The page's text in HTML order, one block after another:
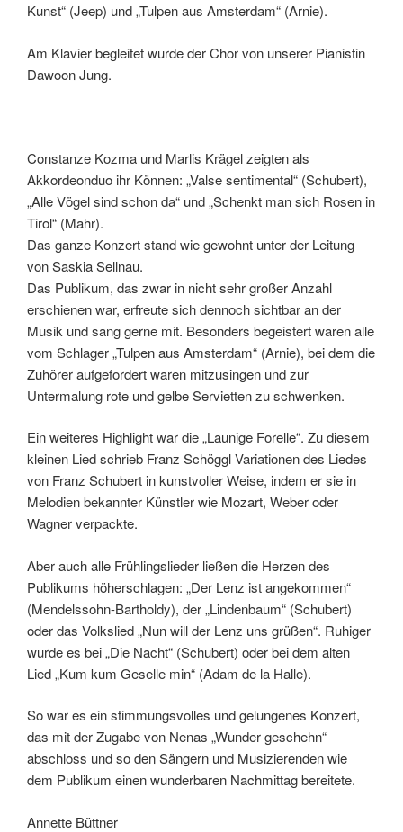
Kunst“ (Jeep) und „Tulpen aus Amsterdam“ (Arnie).
Am Klavier begleitet wurde der Chor von unserer Pianistin
Dawoon Jung.
Constanze Kozma und Marlis Krägel zeigten als
Akkordeonduo ihr Können: „Valse sentimental“ (Schubert),
„Alle Vögel sind schon da“ und „Schenkt man sich Rosen in
Tirol“ (Mahr).
Das ganze Konzert stand wie gewohnt unter der Leitung
von Saskia Sellnau.
Das Publikum, das zwar in nicht sehr großer Anzahl
erschienen war, erfreute sich dennoch sichtbar an der
Musik und sang gerne mit. Besonders begeistert waren alle
vom Schlager „Tulpen aus Amsterdam“ (Arnie), bei dem die
Zuhörer aufgefordert waren mitzusingen und zur
Untermalung rote und gelbe Servietten zu schwenken.
Ein weiteres Highlight war die „Launige Forelle“. Zu diesem
kleinen Lied schrieb Franz Schöggl Variationen des Liedes
von Franz Schubert in kunstvoller Weise, indem er sie in
Melodien bekannter Künstler wie Mozart, Weber oder
Wagner verpackte.
Aber auch alle Frühlingslieder ließen die Herzen des
Publikums höherschlagen: „Der Lenz ist angekommen“
(Mendelssohn-Bartholdy), der „Lindenbaum“ (Schubert)
oder das Volkslied „Nun will der Lenz uns grüßen“. Ruhiger
wurde es bei „Die Nacht“ (Schubert) oder bei dem alten
Lied „Kum kum Geselle min“ (Adam de la Halle).
So war es ein stimmungsvolles und gelungenes Konzert,
das mit der Zugabe von Nenas „Wunder geschehn“
abschloss und so den Sängern und Musizierenden wie
dem Publikum einen wunderbaren Nachmittag bereitete.
Annette Büttner